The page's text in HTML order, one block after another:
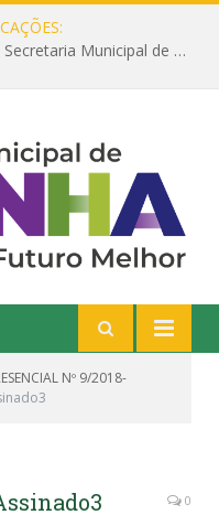
Prefeitura de Prainha, por meio da Secretaria Municipal de Educação, abre 354 vagas na área da Educação para 2025 com processo seletivo simplificado
Nº 9/2018-
0